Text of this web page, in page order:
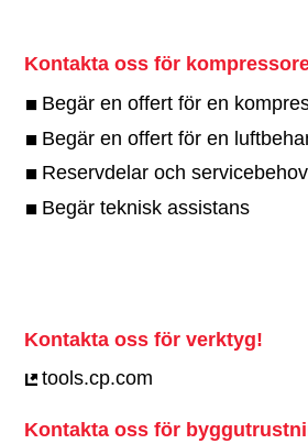
Kontakta oss för
Begär en offert för en
Begär en offert för en
Reservdelar och servicebehov
Begär teknisk assistans
Kontakta oss för verktyg!
tools.cp.com
Kontakta oss för